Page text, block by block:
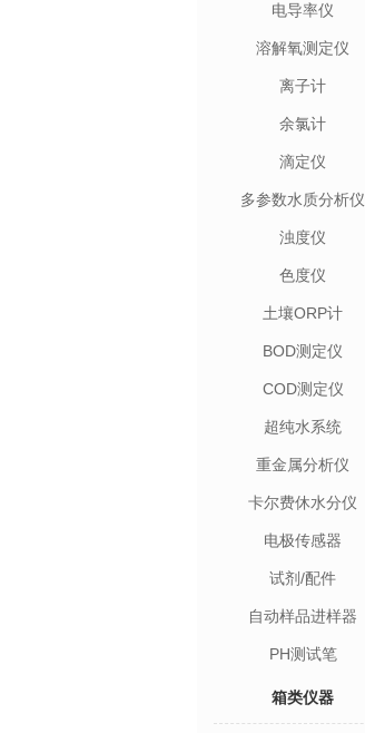
电导率仪
溶解氧测定仪
离子计
余氯计
滴定仪
多参数水质分析仪
浊度仪
色度仪
土壤ORP计
BOD测定仪
COD测定仪
超纯水系统
重金属分析仪
卡尔费休水分仪
电极传感器
试剂/配件
自动样品进样器
PH测试笔
箱类仪器